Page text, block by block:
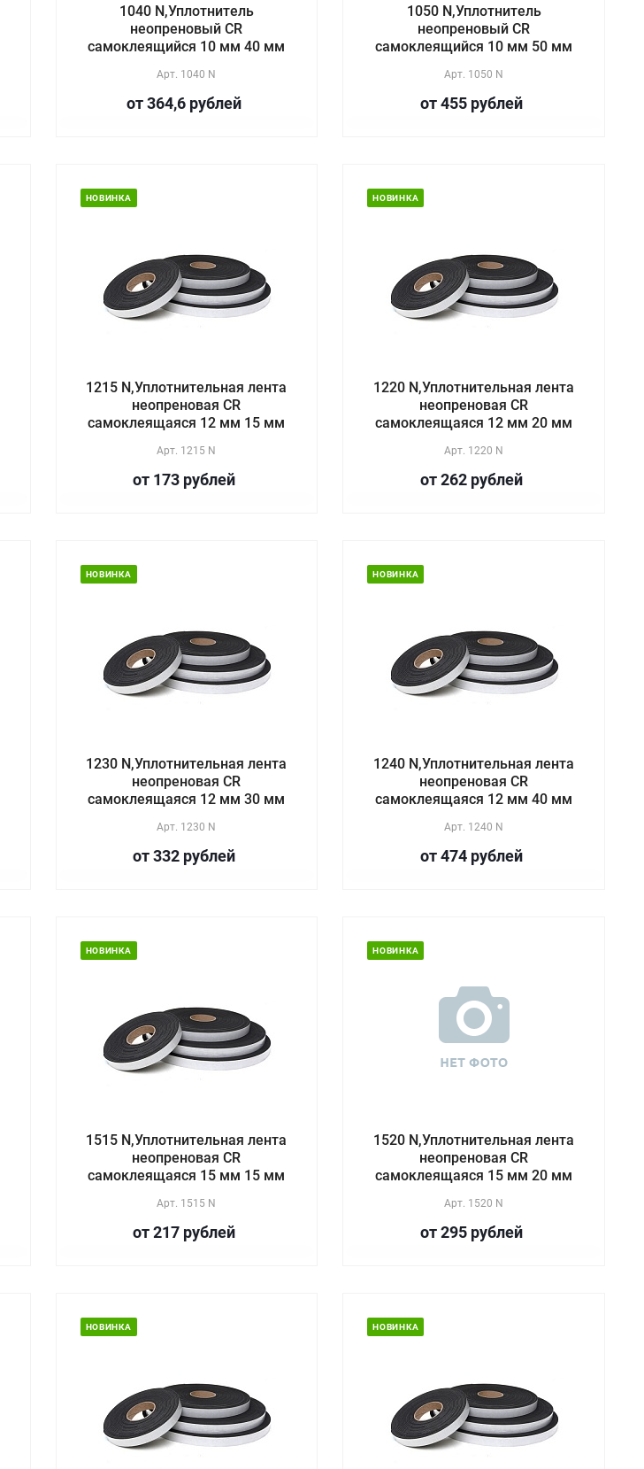
1040 N,Уплотнитель
неопреновый CR
самоклеящийся 10 мм 40 мм
Арт. 1040 N
от 364,6 рублей
1050 N,Уплотнитель
неопреновый CR
самоклеящийся 10 мм 50 мм
Арт. 1050 N
от 455 рублей
НОВИНКА
1215 N,Уплотнительная лента
неопреновая CR
самоклеящаяся 12 мм 15 мм
Арт. 1215 N
от 173 рублей
НОВИНКА
1220 N,Уплотнительная лента
неопреновая CR
самоклеящаяся 12 мм 20 мм
Арт. 1220 N
от 262 рублей
НОВИНКА
1230 N,Уплотнительная лента
неопреновая CR
самоклеящаяся 12 мм 30 мм
Арт. 1230 N
от 332 рублей
НОВИНКА
1240 N,Уплотнительная лента
неопреновая CR
самоклеящаяся 12 мм 40 мм
Арт. 1240 N
от 474 рублей
НОВИНКА
1515 N,Уплотнительная лента
неопреновая CR
самоклеящаяся 15 мм 15 мм
Арт. 1515 N
от 217 рублей
НОВИНКА
1520 N,Уплотнительная лента
неопреновая CR
самоклеящаяся 15 мм 20 мм
Арт. 1520 N
от 295 рублей
НОВИНКА НОВИНКА